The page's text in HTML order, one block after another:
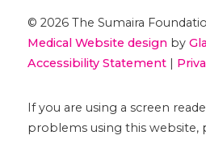
© 2026 The Sumaira
Medical Website designby
Accessibility Statement|
If you are using a screen
problems using this website,